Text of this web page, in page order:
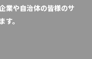
業や自治体の皆様のサ
す。